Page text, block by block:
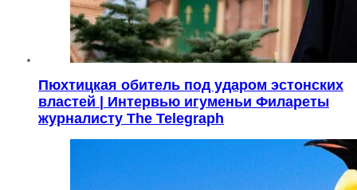
Пюхтицкая обитель под ударом эстонских
властей | Интервью игуменьи Филареты
журналисту The Telegraph